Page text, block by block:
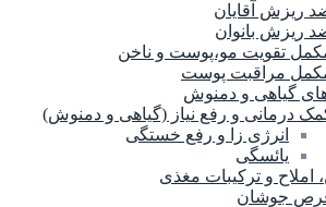
ریزش آقایان
ریزش بانوان
تقویت مو،پوست و ناخن
مراقبت پوست
گیاهی و دمنوش
درمانی و رفع نیاز (گیاهی و دمنوش)
انرژی زا و رفع خستگی
یائسگی
املاح و ترکیبات مغذی
جوشان